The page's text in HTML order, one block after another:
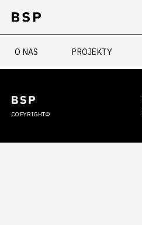
O NAS PROJEKTY
COPYRIGHT©